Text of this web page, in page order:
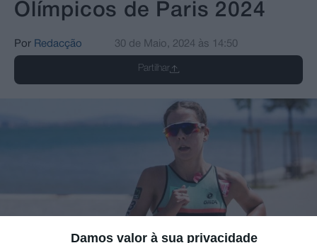
Damos valor à sua privacidade
Olímpicos de Paris 2024
Por Redacção 30 de Maio, 2024 às 14:50
Partilhar